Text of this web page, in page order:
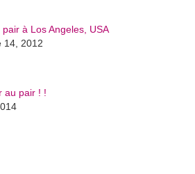
pair à Los Angeles, USA
14, 2012
au pair ! !